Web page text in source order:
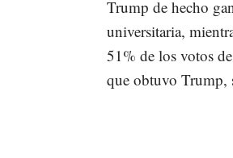
Trump de hecho
universitaria,
51% de los votos
que obtuvo Trump,